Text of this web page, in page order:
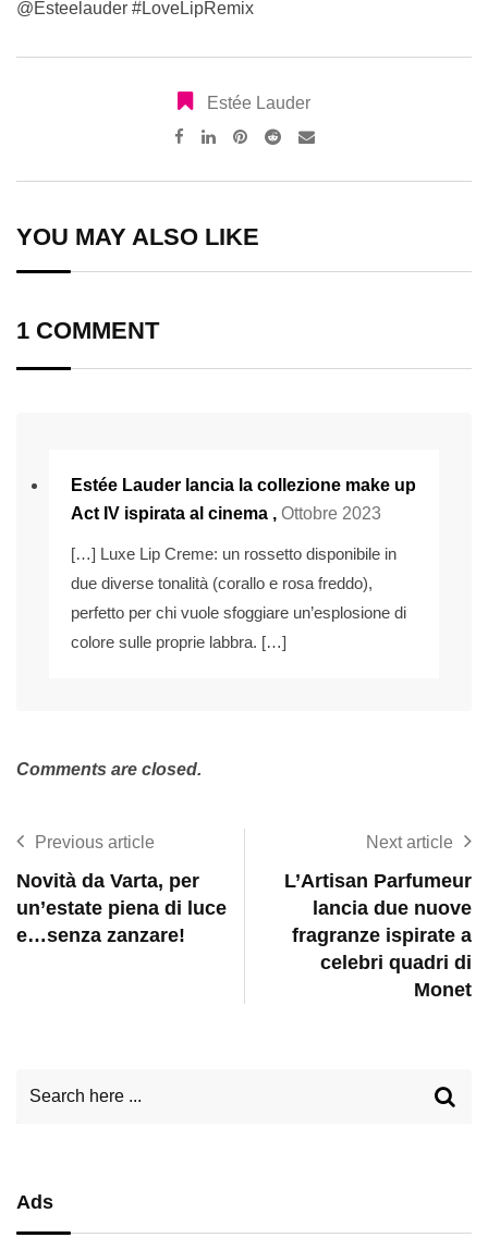
@Esteelauder #LoveLipRemix
Estée Lauder
Pinterest
RedditShare
YOU MAY ALSO LIKE
1 COMMENT
Estée Lauder lancia la collezione make up
Act IV ispirata al cinema , Ottobre 2023
[…] Luxe Lip Creme: un rossetto disponibile in
due diverse tonalità (corallo e rosa freddo),
perfetto per chi vuole sfoggiare un’esplosione di
colore sulle proprie labbra. […]
Comments are closed.
Previous article
Novità da Varta, per
un’estate piena di luce
e…senza zanzare!
Next article
L’Artisan Parfumeur
lancia due nuove
fragranze ispirate a
celebri quadri di
Monet
Ads